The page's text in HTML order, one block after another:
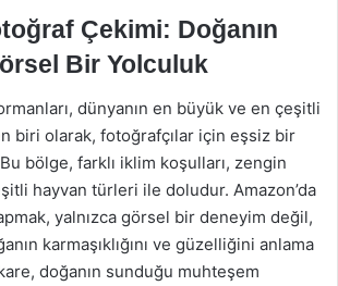
Çekimi: Doğanın
Bir Yolculuk
dünyanın en büyük ve en çeşitli
biri olarak, fotoğrafçılar için eşsiz bir
Bu bölge, farklı iklim koşulları, zengin
hayvan türleri ile doludur. Amazon’da
yalnızca görsel bir deneyim değil,
karmaşıklığını ve güzelliğini anlama
doğanın sunduğu muhteşem